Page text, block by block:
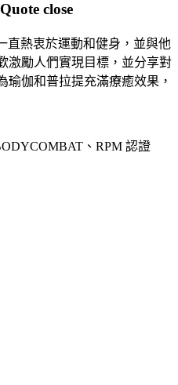
直熱衷於運動和健身，並與他
激勵人們實現目標，並分享對
瑜伽和普拉提充滿療癒效果，
、RPM 認證